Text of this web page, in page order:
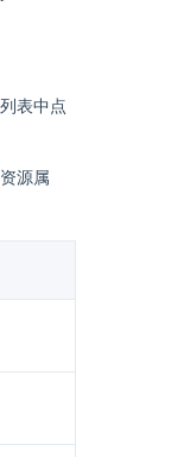
表中点
源属